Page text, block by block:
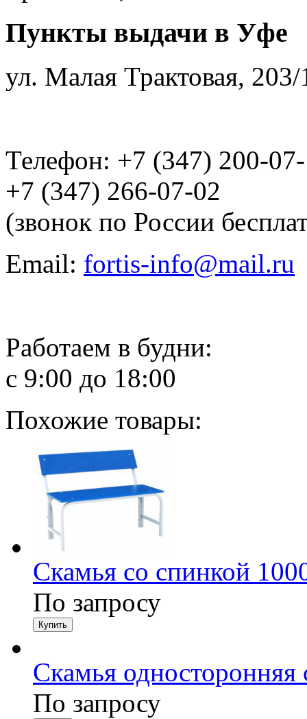
Пункты выдачи в Уфе
ул. Малая Трактовая, 203/
Телефон: +7 (347) 200-
+7 (347) 266-07-02
(звонок по России
Email: fortis-info@mail.ru
Работаем в будни:
с 9:00 до 18:00
Похожие товары:
Скамья со спинкой
По запросу
Скамья односторонняя
По запросу